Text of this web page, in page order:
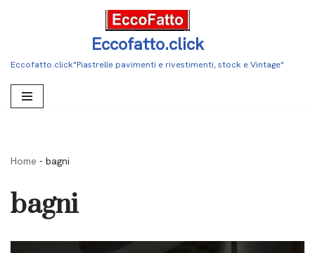
contenuto
Eccofatto.click
Eccofatto.click"Piastrelle pavimenti e rivestimenti, stock e Vintage"
Home - bagni
bagni